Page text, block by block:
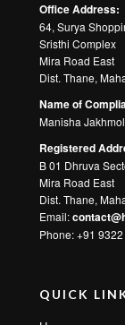
Office Address:
64, Surya
Sristhi Complex
Mira Road East
Dist. Thane,
Name of
Manisha
Registered
B 01 Dhruva
Mira Road East
Dist. Thane,
Email:
Phone: +91
QUICK